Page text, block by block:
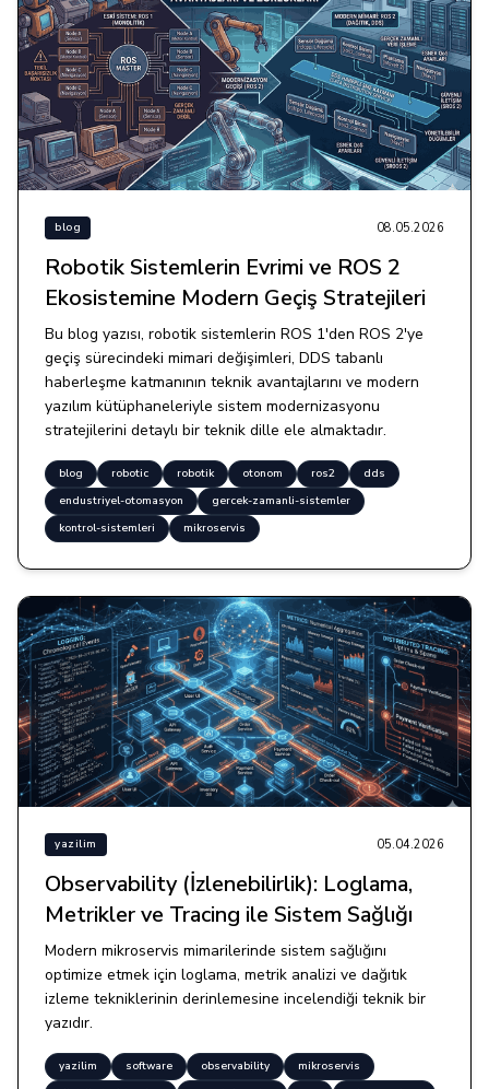
blog 08.05.2026
Robotik Sistemlerin Evrimi ve ROS 2
Ekosistemine Modern Geçiş Stratejileri
Bu blog yazısı, robotik sistemlerin ROS 1'den ROS 2'ye
geçiş sürecindeki mimari değişimleri, DDS tabanlı
haberleşme katmanının teknik avantajlarını ve modern
yazılım kütüphaneleriyle sistem modernizasyonu
stratejilerini detaylı bir teknik dille ele almaktadır.
blog robotic robotik otonom ros2
dds
endustriyel-otomasyon
gercek-zamanli-sistemler
kontrol-sistemleri
mikroservis
yazilim 05.04.2026
Observability (İzlenebilirlik): Loglama,
Metrikler ve Tracing ile Sistem Sağlığı
Modern mikroservis mimarilerinde sistem sağlığını
optimize etmek için loglama, metrik analizi ve dağıtık
izleme tekniklerinin derinlemesine incelendiği teknik bir
yazıdır.
yazilim software observability
mikroservis